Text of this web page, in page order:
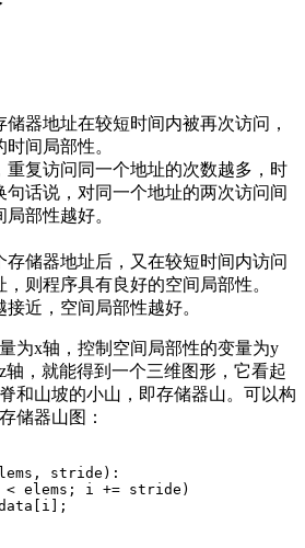
器地址在较短时间内被再次访问，
间局部性。
重复访问同一个地址的次数越多，时
句话说，对同一个地址的两次访问间
部性越好。
存储器地址后，又在较短时间内访问
则程序具有良好的空间局部性。
近，空间局部性越好。
为x轴，控制空间局部性的变量为y
，就能得到一个三维图形，它看起
和山坡的小山，即存储器山。可以构
储器山图：
stride):
elems; i += stride)